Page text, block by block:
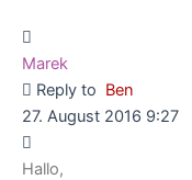
Marek
Reply to Ben
27. August 2016 9:27
Hallo,